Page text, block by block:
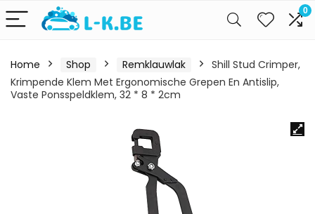
0
Home Shop Remklauwlak
Shill Stud Crimper,
Krimpende Klem Met Ergonomische Grepen En Antislip,
Vaste Ponsspeldklem, 32 * 8 * 2cm